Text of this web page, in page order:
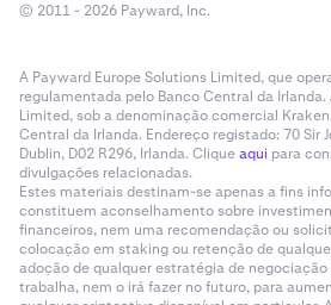
© 2011 - 2026 Payward, Inc.
A Payward Europe Solutions Limited, que
regulamentada pelo Banco Central da
Limited, sob a denominação comercial
Central da Irlanda. Endereço registado: 70 Sir
Dublin, D02 R296, Irlanda. Cliqueaqui para
divulgações relacionadas.
Estes materiais destinam-se apenas a fins
constituem aconselhamento sobre
financeiros, nem uma recomendação ou
colocação em staking ou retenção de
adoção de qualquer estratégia de
trabalha, nem o irá fazer no futuro, para